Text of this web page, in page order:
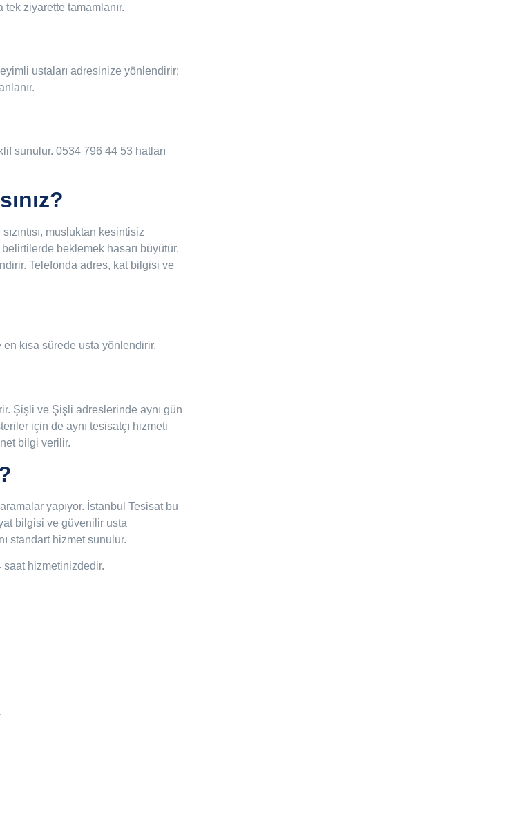
ziyarette tamamlanır.
ustaları adresinize yönlendirir;
sunulur. 0534 796 44 53 hatları
musluktan kesintisiz
beklemek hasarı büyütür.
Telefonda adres, kat bilgisi ve
kısa sürede usta yönlendirir.
Şişli ve Şişli adreslerinde aynı gün
için de aynı tesisatçı hizmeti
bilgi verilir.
yapıyor. İstanbul Tesisat bu
bilgisi ve güvenilir usta
standart hizmet sunulur.
saat hizmetinizdedir.